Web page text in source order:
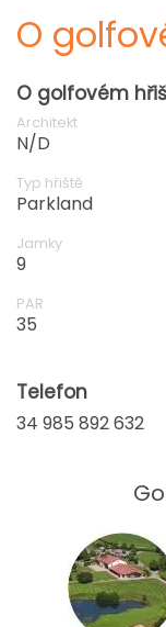
O
O golfovém
Architekt
N/D
Typ hřiště
Parkland
Jamky
9
PAR
35
Telefon
34 985 892 632